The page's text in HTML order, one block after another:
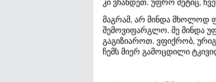
კი ვჩანდეთ. უფრო მეტიც,
მაგრამ, არ მინდა მხოლოდ
შემოვიფარგლო. მე მინდა
გაგიზიაროთ. ვფიქრობ,
ჩემს მიერ გამოცდილი